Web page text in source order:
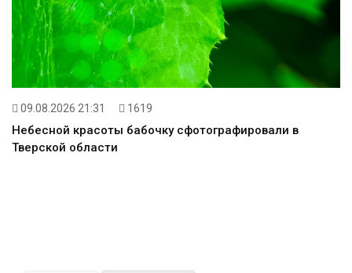
09.08.2026 21:31 1619
Небесной красоты бабочку сфотографировали в
Тверской области